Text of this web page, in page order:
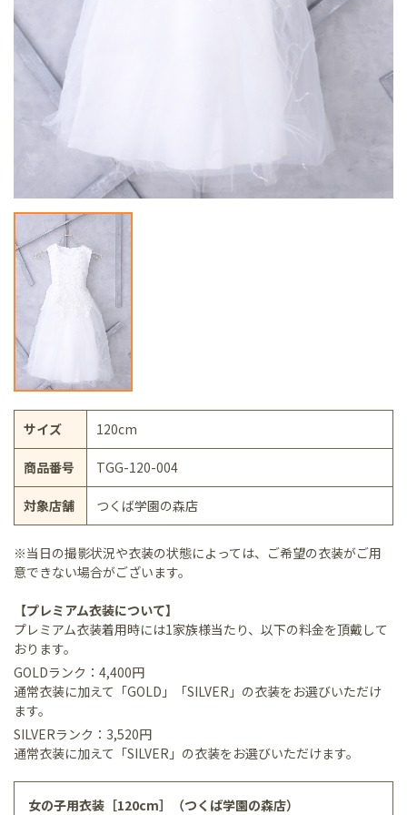
サイズ 120cm
商品番号 TGG-120-004
対象店舗 つくば学園の森店
※当日の撮影状況や衣装の状態によっては、ご希望の衣装がご用
意できない場合がございます。
【プレミアム衣装について】
プレミアム衣装着用時には1家族様当たり、以下の料金を頂戴して
おります。
GOLDランク：4,400円
通常衣装に加えて「GOLD」「SILVER」の衣装をお選びいただけ
ます。
SILVERランク：3,520円
通常衣装に加えて「SILVER」の衣装をお選びいただけます。
女の子用衣装［120cm］（つくば学園の森店）